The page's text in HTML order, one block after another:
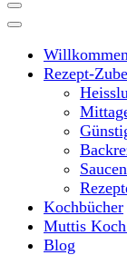
Rezept-
Kochbücher
Muttis
Blog